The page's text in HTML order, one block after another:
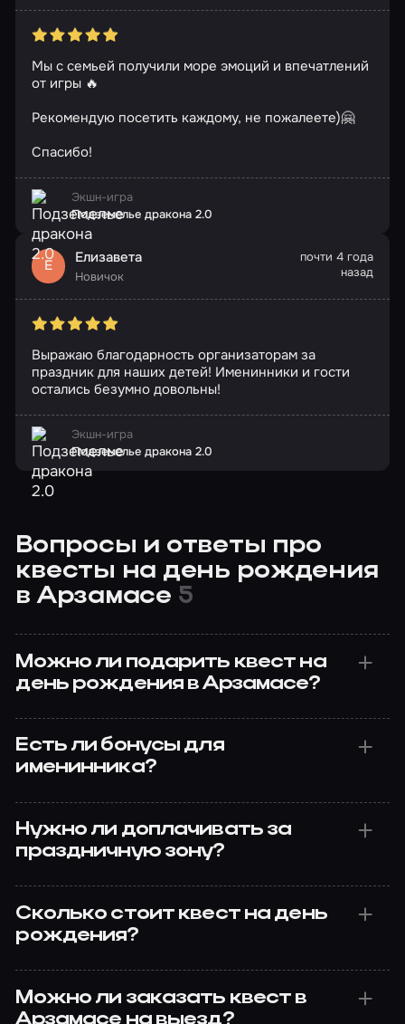
Мы с семьей получили море эмоций и впечатлений
от игры 🔥
Рекомендую посетить каждому, не пожалеете)🤗
Спасибо!
Экшн-игра
Подземелье дракона 2.0
Е Елизавета
Новичок
почти 4 года
назад
Выражаю благодарность организаторам за
праздник для наших детей! Именинники и гости
остались безумно довольны!
Экшн-игра
Подземелье дракона 2.0
Вопросы и ответы про
квесты на день рождения
в Арзамасе 5
Можно ли подарить квест на
день рождения в Арзамасе?
Есть ли бонусы для
именинника?
Нужно ли доплачивать за
праздничную зону?
Сколько стоит квест на день
рождения?
Можно ли заказать квест в
Арзамасе на выезд?